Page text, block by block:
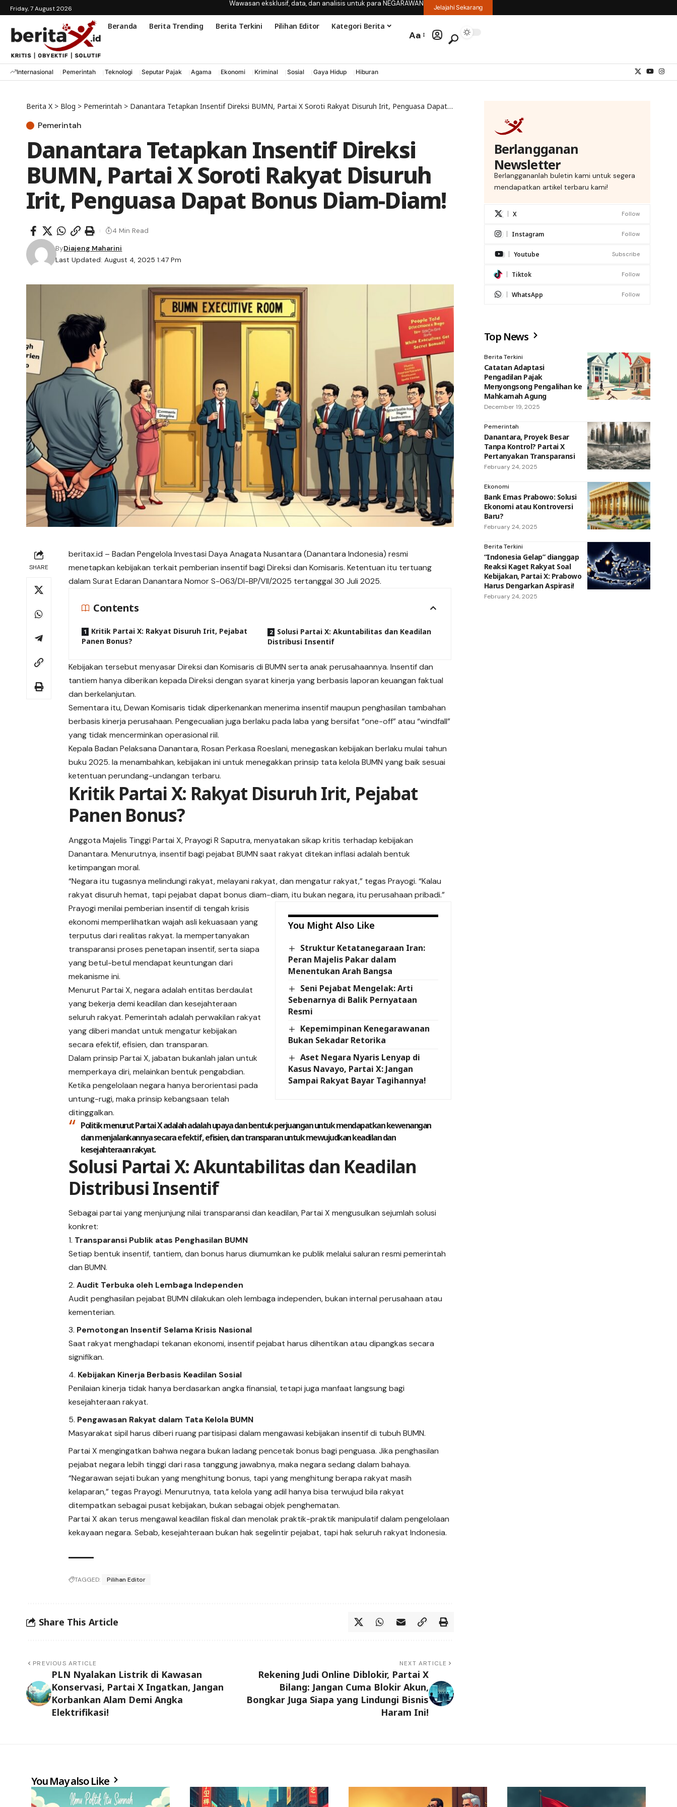
Friday, 7 August 2026
Wawasan eksklusif, data, dan analisis untuk para NEGARAWAN Jelajahi Sekarang
Beranda Berita Trending Berita Terkini Pilihan Editor Kategori Berita
Aa
Internasional Pemerintah Teknologi Seputar Pajak Agama Ekonomi Kriminal Sosial Gaya Hidup Hiburan
Berita X > Blog > Pemerintah > Danantara Tetapkan Insentif Direksi BUMN, Partai X Soroti Rakyat Disuruh Irit, Penguasa Dapat Bonus Diam-Diam!
Pemerintah
Danantara Tetapkan Insentif Direksi
BUMN, Partai X Soroti Rakyat Disuruh
Irit, Penguasa Dapat Bonus Diam-Diam!
Last Updated: August 4, 2025 1:47 Pm
ByDiajeng Maharini
4 Min Read
SHARE
beritax.id – Badan Pengelola Investasi Daya Anagata Nusantara (Danantara Indonesia) resmi
menetapkan kebijakan terkait pemberian insentif bagi Direksi dan Komisaris. Ketentuan itu tertuang
dalam Surat Edaran Danantara Nomor S-063/DI-BP/VII/2025 tertanggal 30 Juli 2025.
Contents
Kritik Partai X: Rakyat Disuruh Irit, Pejabat
Panen Bonus?
Solusi Partai X: Akuntabilitas dan Keadilan
Distribusi Insentif
Kebijakan tersebut menyasar Direksi dan Komisaris di BUMN serta anak perusahaannya. Insentif dan
tantiem hanya diberikan kepada Direksi dengan syarat kinerja yang berbasis laporan keuangan faktual
dan berkelanjutan.
Sementara itu, Dewan Komisaris tidak diperkenankan menerima insentif maupun penghasilan tambahan
berbasis kinerja perusahaan. Pengecualian juga berlaku pada laba yang bersifat “one-off” atau “windfall”
yang tidak mencerminkan operasional riil.
Kepala Badan Pelaksana Danantara, Rosan Perkasa Roeslani, menegaskan kebijakan berlaku mulai tahun
buku 2025. Ia menambahkan, kebijakan ini untuk menegakkan prinsip tata kelola BUMN yang baik sesuai
ketentuan perundang-undangan terbaru.
Kritik Partai X: Rakyat Disuruh Irit, Pejabat
Panen Bonus?
Anggota Majelis Tinggi Partai X, Prayogi R Saputra, menyatakan sikap kritis terhadap kebijakan
Danantara. Menurutnya, insentif bagi pejabat BUMN saat rakyat ditekan inflasi adalah bentuk
ketimpangan moral.
“Negara itu tugasnya melindungi rakyat, melayani rakyat, dan mengatur rakyat,” tegas Prayogi. “Kalau
rakyat disuruh hemat, tapi pejabat dapat bonus diam-diam, itu bukan negara, itu perusahaan pribadi.”
You Might Also Like
Struktur Ketatanegaraan Iran:
Peran Majelis Pakar dalam
Menentukan Arah Bangsa
Seni Pejabat Mengelak: Arti
Sebenarnya di Balik Pernyataan
Resmi
Kepemimpinan Kenegarawanan
Bukan Sekadar Retorika
Aset Negara Nyaris Lenyap di
Kasus Navayo, Partai X: Jangan
Sampai Rakyat Bayar Tagihannya!
Prayogi menilai pemberian insentif di tengah krisis
ekonomi memperlihatkan wajah asli kekuasaan yang
terputus dari realitas rakyat. Ia mempertanyakan
transparansi proses penetapan insentif, serta siapa
yang betul-betul mendapat keuntungan dari
mekanisme ini.
Menurut Partai X, negara adalah entitas berdaulat
yang bekerja demi keadilan dan kesejahteraan
seluruh rakyat. Pemerintah adalah perwakilan rakyat
yang diberi mandat untuk mengatur kebijakan
secara efektif, efisien, dan transparan.
Dalam prinsip Partai X, jabatan bukanlah jalan untuk
memperkaya diri, melainkan bentuk pengabdian.
Ketika pengelolaan negara hanya berorientasi pada
untung-rugi, maka prinsip kebangsaan telah
ditinggalkan.
Politik menurut Partai X adalah adalah upaya dan bentuk perjuangan untuk mendapatkan kewenangan
dan menjalankannyasecara efektif, efisien, dan transparan untuk mewujudkan keadilan dan
kesejahteraan rakyat.
Solusi Partai X: Akuntabilitas dan Keadilan
Distribusi Insentif
Sebagai partai yang menjunjung nilai transparansi dan keadilan, Partai X mengusulkan sejumlah solusi
konkret:
Transparansi Publik atas Penghasilan BUMN
Setiap bentuk insentif, tantiem, dan bonus harus diumumkan ke publik melalui saluran resmi pemerintah
dan BUMN.
Audit Terbuka oleh Lembaga Independen
Audit penghasilan pejabat BUMN dilakukan oleh lembaga independen, bukan internal perusahaan atau
kementerian.
Pemotongan Insentif Selama Krisis Nasional
Saat rakyat menghadapi tekanan ekonomi, insentif pejabat harus dihentikan atau dipangkas secara
signifikan.
Kebijakan Kinerja Berbasis Keadilan Sosial
Penilaian kinerja tidak hanya berdasarkan angka finansial, tetapi juga manfaat langsung bagi
kesejahteraan rakyat.
Pengawasan Rakyat dalam Tata Kelola BUMN
Masyarakat sipil harus diberi ruang partisipasi dalam mengawasi kebijakan insentif di tubuh BUMN.
Partai X mengingatkan bahwa negara bukan ladang pencetak bonus bagi penguasa. Jika penghasilan
pejabat negara lebih tinggi dari rasa tanggung jawabnya, maka negara sedang dalam bahaya.
“Negarawan sejati bukan yang menghitung bonus, tapi yang menghitung berapa rakyat masih
kelaparan,” tegas Prayogi. Menurutnya, tata kelola yang adil hanya bisa terwujud bila rakyat
ditempatkan sebagai pusat kebijakan, bukan sebagai objek penghematan.
Partai X akan terus mengawal keadilan fiskal dan menolak praktik-praktik manipulatif dalam pengelolaan
kekayaan negara. Sebab, kesejahteraan bukan hak segelintir pejabat, tapi hak seluruh rakyat Indonesia.
TAGGED: Pilihan Editor
Share This Article
PREVIOUS ARTICLE
PLN Nyalakan Listrik di Kawasan
Konservasi, Partai X Ingatkan, Jangan
Korbankan Alam Demi Angka
Elektrifikasi!
NEXT ARTICLE
Rekening Judi Online Diblokir, Partai X
Bilang: Jangan Cuma Blokir Akun,
Bongkar Juga Siapa yang Lindungi Bisnis
Haram Ini!
Berlangganan
Newsletter
Berlanggananlah buletin kami untuk segera
mendapatkan artikel terbaru kami!
X Follow
Instagram Follow
Youtube Subscribe
Tiktok Follow
WhatsApp Follow
Top News
Berita Terkini
Catatan Adaptasi
Pengadilan Pajak
Menyongsong Pengalihan ke
Mahkamah Agung
December 19, 2025
Pemerintah
Danantara, Proyek Besar
Tanpa Kontrol? Partai X
Pertanyakan Transparansi
February 24, 2025
Ekonomi
Bank Emas Prabowo: Solusi
Ekonomi atau Kontroversi
Baru?
February 24, 2025
Berita Terkini
“Indonesia Gelap” dianggap
Reaksi Kaget Rakyat Soal
Kebijakan, Partai X: Prabowo
Harus Dengarkan Aspirasi!
February 24, 2025
You May also Like